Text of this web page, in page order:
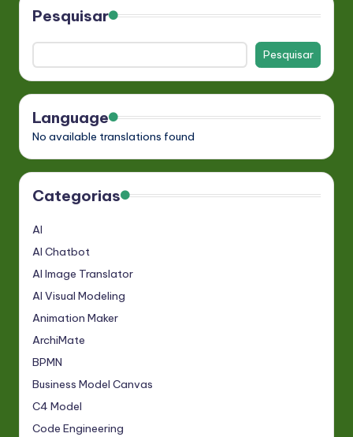
Pesquisar
Pesquisar
Language
No available translations found
Categorias
AI
AI Chatbot
AI Image Translator
AI Visual Modeling
Animation Maker
ArchiMate
BPMN
Business Model Canvas
C4 Model
Code Engineering